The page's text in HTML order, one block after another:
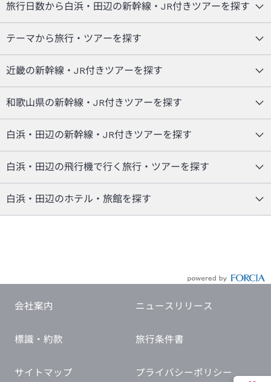
旅行日数から白浜・田辺の新幹線・JR付きツアーを探す
テーマから旅行・ツアーを探す
近畿の新幹線・JR付きツアーを探す
和歌山県の新幹線・JR付きツアーを探す
白浜・田辺の新幹線・JR付きツアーを探す
白浜・田辺の飛行機で行く旅行・ツアーを探す
白浜・田辺のホテル・旅館を探す
会社案内 ニュースリリース
標識・約款 旅行条件書
サイトマップ プライバシーポリシー